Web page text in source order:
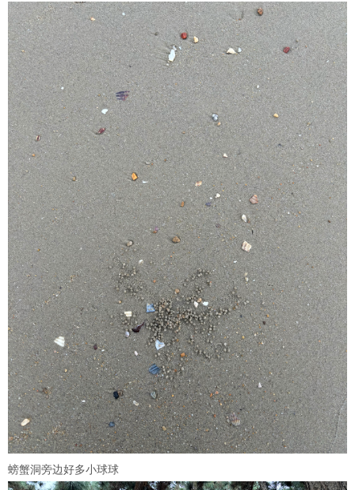
螃蟹洞旁边好多小球球